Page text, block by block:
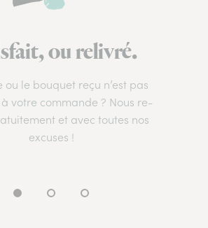
ou relivré.
ou le bouquet reçu n’est pas
votre commande ? Nous re-
et avec toutes nos
excuses !